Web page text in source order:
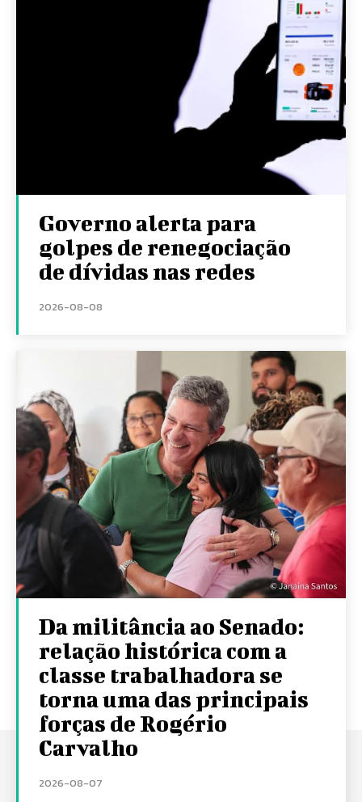
Governo alerta para
golpes de renegociação
de dívidas nas redes
2026-08-08
Da militância ao Senado:
relação histórica com a
classe trabalhadora se
torna uma das principais
forças de Rogério
Carvalho
2026-08-07